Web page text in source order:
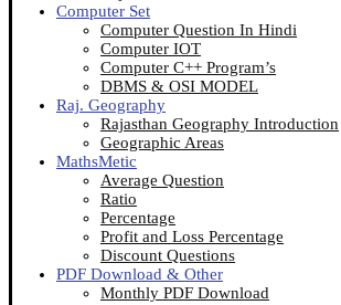
Computer Set
Computer Question In Hindi
Computer IOT
Computer C++ Program’s
DBMS & OSI MODEL
Raj. Geography
Rajasthan Geography Introduction
Geographic Areas
MathsMetic
Average Question
Ratio
Percentage
Profit and Loss Percentage
Discount Questions
PDF Download & Other
Monthly PDF Download